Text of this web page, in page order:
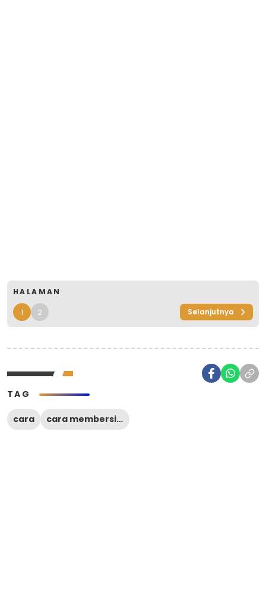
HALAMAN
1 2 Selanjutnya
TAG
cara cara membersihkan karang gigi